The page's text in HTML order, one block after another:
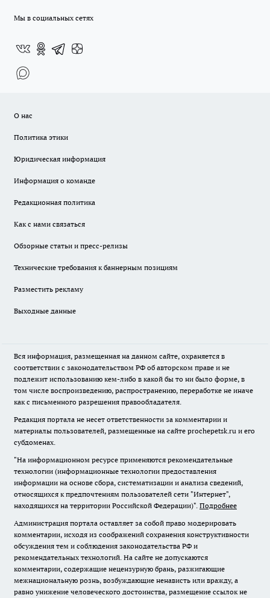
Мы в социальных сетях
О нас
Политика этики
Юридическая информация
Информация о команде
Редакционная политика
Как с нами связаться
Обзорные статьи и пресс-релизы
Технические требования к баннерным позициям
Разместить рекламу
Выходные данные
Вся информация, размещенная на данном сайте, охраняется в
соответствии с законодательством РФ об авторском праве и не
подлежит использованию кем-либо в какой бы то ни было форме, в
том числе воспроизведению, распространению, переработке не иначе
как с письменного разрешения правообладателя.
Редакция портала не несет ответственности за комментарии и
материалы пользователей, размещенные на сайте prochepetsk.ru и его
субдоменах.
"На информационном ресурсе применяются рекомендательные
технологии (информационные технологии предоставления
информации на основе сбора, систематизации и анализа сведений,
относящихся к предпочтениям пользователей сети "Интернет",
находящихся на территории Российской Федерации)". Подробнее
Администрация портала оставляет за собой право модерировать
комментарии, исходя из соображений сохранения конструктивности
обсуждения тем и соблюдения законодательства РФ и
рекомендательных технологий. На сайте не допускаются
комментарии, содержащие нецензурную брань, разжигающие
межнациональную рознь, возбуждающие ненависть или вражду, а
равно унижение человеческого достоинства, размещение ссылок не